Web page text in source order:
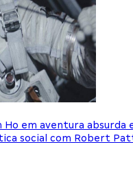
Ho em aventura absurda
social com Robert